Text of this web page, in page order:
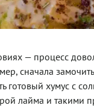
— процесс
сначала
готовый хумус с
лайма и такими